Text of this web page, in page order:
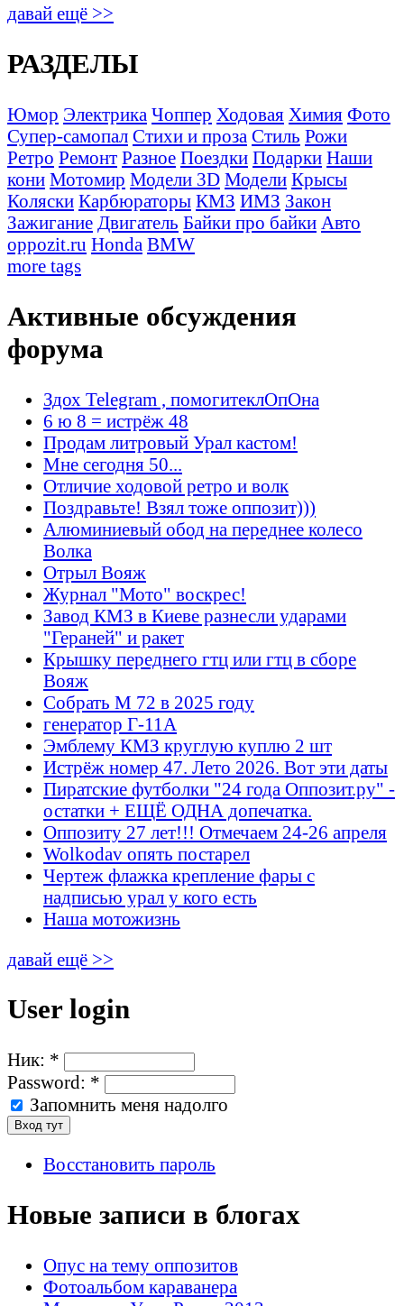
давай ещё >>
РАЗДЕЛЫ
Юмор Электрика Чоппер Ходовая Химия Фото
Супер-самопал Стихи и проза Стиль Рожи
Ретро Ремонт Разное Поездки Подарки Наши
кони Мотомир Модели 3D Модели Крысы
Коляски Карбюраторы КМЗ ИМЗ Закон
Зажигание Двигатель Байки про байки Авто
oppozit.ru Honda BMW
more tags
Активные обсуждения
форума
Здох Telegram , помогитеклОпОна
6 ю 8 = истрёж 48
Продам литровый Урал кастом!
Мне сегодня 50...
Отличие ходовой ретро и волк
Поздравьте! Взял тоже оппозит)))
Алюминиевый обод на переднее колесо
Волка
Отрыл Вояж
Журнал "Мото" воскрес!
Завод КМЗ в Киеве разнесли ударами
"Гераней" и ракет
Крышку переднего гтц или гтц в сборе
Вояж
Собрать М 72 в 2025 году
генератор Г-11А
Эмблему КМЗ круглую куплю 2 шт
Истрёж номер 47. Лето 2026. Вот эти даты
Пиратские футболки "24 года Оппозит.ру" -
остатки + ЕЩЁ ОДНА допечатка.
Оппозиту 27 лет!!! Отмечаем 24-26 апреля
Wolkodav опять постарел
Чертеж флажка крепление фары с
надписью урал у кого есть
Наша мотожизнь
давай ещё >>
User login
Ник: *
Password: *
Запомнить меня надолго
Восстановить пароль
Новые записи в блогах
Опус на тему оппозитов
Фотоальбом караванера